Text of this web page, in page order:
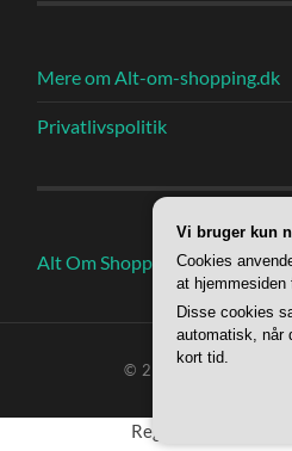
Mere om Alt-om-shopping.dk
Privatlivspolitik
Alt Om Shoppings Indlæg
© 2026
Vi bruger kun
Cookies
at hjemmesiden
Disse cookies
automatisk, når
kort tid.